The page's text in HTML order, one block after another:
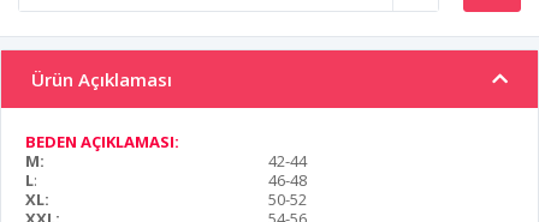
Ürün Açıklaması
BEDEN AÇIKLAMASI:
M:
42-44
L:
46-48
XL:
50-52